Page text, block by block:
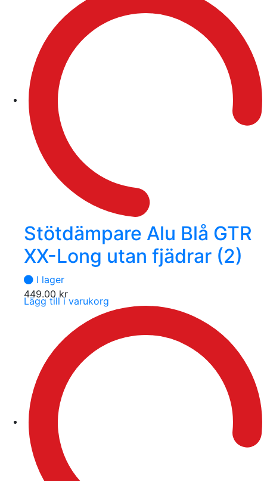
Stötdämpare Alu Blå GTR
XX-Long utan fjädrar (2)
I lager
449.00 kr
Lägg till i varukorg